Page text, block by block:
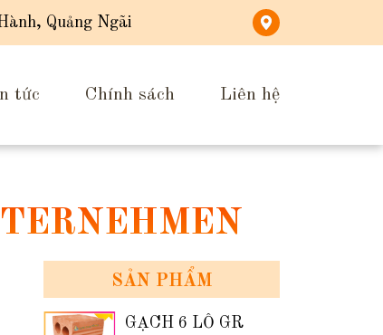
Quảng Ngãi
tức Chính sách Liên hệ
SẢN PHẨM
GẠCH 6 LỖ GR